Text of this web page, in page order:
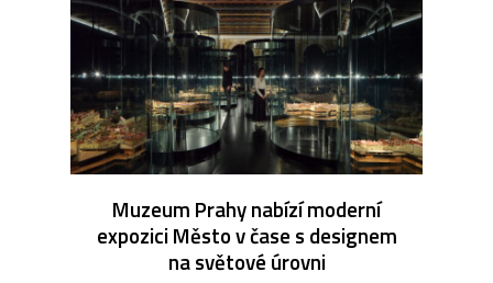
Muzeum Prahy nabízí moderní
expozici Město v čase s designem
na světové úrovni